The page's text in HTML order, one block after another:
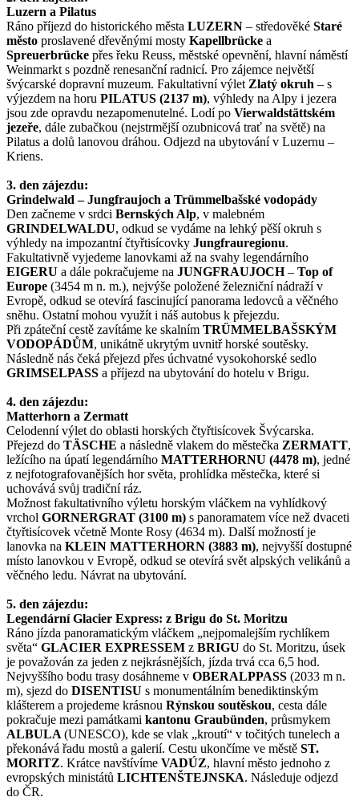
Luzern a Pilatus
Ráno příjezd do historického města LUZERN – středověké Staré
město proslavené dřevěnými mosty Kapellbrücke a
Spreuerbrücke přes řeku Reuss, městské opevnění, hlavní náměstí
Weinmarkt s pozdně renesanční radnicí. Pro zájemce největší
švýcarské dopravní muzeum. Fakultativní výlet Zlatý okruh – s
výjezdem na horu PILATUS (2137 m), výhledy na Alpy i jezera
jsou zde opravdu nezapomenutelné. Lodí po Vierwaldstättském
jezeře, dále zubačkou (nejstrmější ozubnicová trať na světě) na
Pilatus a dolů lanovou dráhou. Odjezd na ubytování v Luzernu –
Kriens.
3. den zájezdu:
Grindelwald – Jungfraujoch a Trümmelbašské vodopády
Den začneme v srdci Bernských Alp, v malebném
GRINDELWALDU, odkud se vydáme na lehký pěší okruh s
výhledy na impozantní čtyřtisícovky Jungfrauregionu.
Fakultativně vyjedeme lanovkami až na svahy legendárního
EIGERU a dále pokračujeme na JUNGFRAUJOCH– Top of
Europe (3454 m n. m.), nejvýše položené železniční nádraží v
Evropě, odkud se otevírá fascinující panorama ledovců a věčného
sněhu. Ostatní mohou využít i náš autobus k přejezdu.
Při zpáteční cestě zavítáme ke skalním TRÜMMELBAŠSKÝM
VODOPÁDŮM, unikátně ukrytým uvnitř horské soutěsky.
Následně nás čeká přejezd přes úchvatné vysokohorské sedlo
GRIMSELPASS a příjezd na ubytování do hotelu v Brigu.
4. den zájezdu:
Matterhorn a Zermatt
Celodenní výlet do oblasti horských čtyřtisícovek Švýcarska.
Přejezd do TÄSCHE a následně vlakem do městečka ZERMATT,
ležícího na úpatí legendárního MATTERHORNU (4478 m), jedné
z nejfotografovanějších hor světa, prohlídka městečka, které si
uchovává svůj tradiční ráz.
Možnost fakultativního výletu horským vláčkem na vyhlídkový
vrchol GORNERGRAT (3100 m) s panoramatem více než dvaceti
čtyřtisícovek včetně Monte Rosy (4634 m). Další možností je
lanovka na KLEIN MATTERHORN (3883 m), nejvyšší dostupné
místo lanovkou v Evropě, odkud se otevírá svět alpských velikánů a
věčného ledu. Návrat na ubytování.
5. den zájezdu:
Legendární Glacier Express: z Brigu do St. Moritzu
Ráno jízda panoramatickým vláčkem „nejpomalejším rychlíkem
světa“ GLACIER EXPRESSEM z BRIGU do St. Moritzu, úsek
je považován za jeden z nejkrásnějších, jízda trvá cca 6,5 hod.
Nejvyššího bodu trasy dosáhneme v OBERALPPASS (2033 m n.
m), sjezd do DISENTISU s monumentálním benediktinským
klášterem a projedeme krásnou Rýnskou soutěskou, cesta dále
pokračuje mezi památkami kantonu Graubünden, průsmykem
ALBULA (UNESCO), kde se vlak „kroutí“ v točitých tunelech a
překonává řadu mostů a galerií. Cestu ukončíme ve městě ST.
MORITZ. Krátce navštívíme VADÚZ, hlavní město jednoho z
evropských ministátů LICHTENŠTEJNSKA. Následuje odjezd
do ČR.